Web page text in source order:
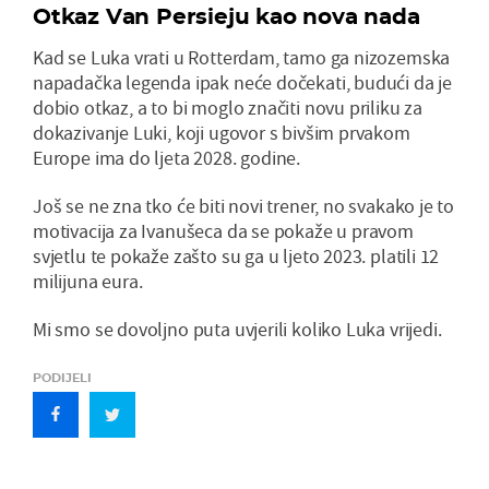
Otkaz Van Persieju kao nova nada
Kad se Luka vrati u Rotterdam, tamo ga nizozemska
napadačka legenda ipak neće dočekati, budući da je
dobio otkaz, a to bi moglo značiti novu priliku za
dokazivanje Luki, koji ugovor s bivšim prvakom
Europe ima do ljeta 2028. godine.
Još se ne zna tko će biti novi trener, no svakako je to
motivacija za Ivanušeca da se pokaže u pravom
svjetlu te pokaže zašto su ga u ljeto 2023. platili 12
milijuna eura.
Mi smo se dovoljno puta uvjerili koliko Luka vrijedi.
PODIJELI